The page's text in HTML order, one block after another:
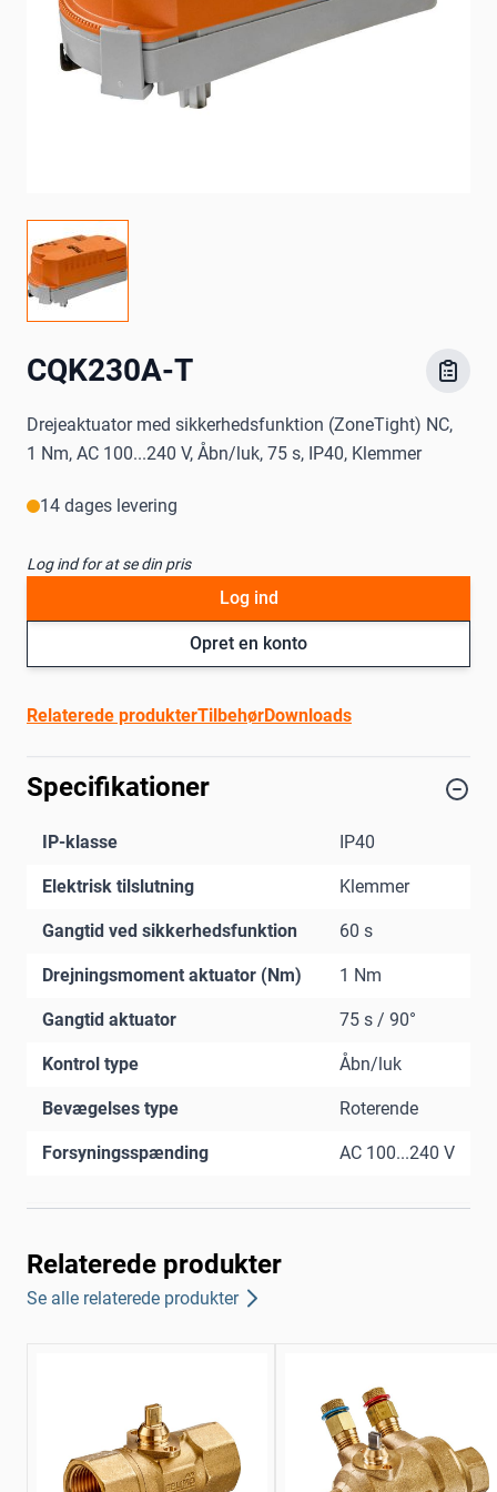
CQK230A-T
Drejeaktuator med sikkerhedsfunktion (ZoneTight) NC,
1 Nm, AC 100...240 V, Åbn/luk, 75 s, IP40, Klemmer
14 dages levering
Log ind for at se din pris
Opret en konto
Log ind
Relaterede produkterTilbehørDownloads
Specifikationer
IP-klasse IP40
Elektrisk tilslutning Klemmer
Gangtid ved sikkerhedsfunktion 60 s
Drejningsmoment aktuator (Nm) 1 Nm
Gangtid aktuator 75 s / 90°
Kontrol type Åbn/luk
Bevægelses type Roterende
Forsyningsspænding AC 100...240 V
Relaterede produkter
Se alle relaterede produkter